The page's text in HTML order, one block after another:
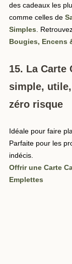
des cadeaux les
comme celles de
Simples .
Bougies, Encens
15. La Carte
simple,
zéro risque
Idéale pour faire
Parfaite pour les
indécis.
Offrir une Carte
Emplettes